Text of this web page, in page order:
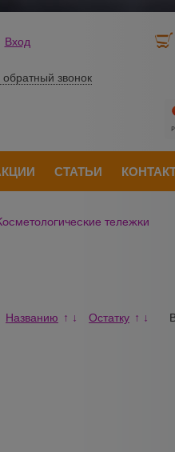
Вход
обратный звонок
СТАТЬИ
тележки
Названию ↑ ↓ Остатку ↑ ↓